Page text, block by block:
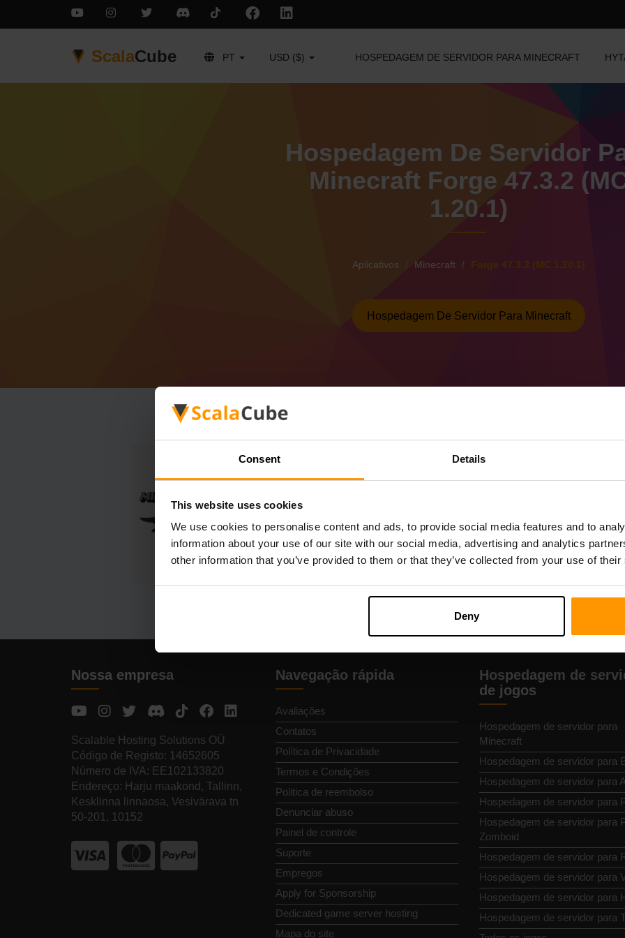
Consent Details
This website uses cookies
We use cookies to personalise content and ads, to provide social media features and to
information about your use of our site with our social media, advertising and analytics
other information that you’ve provided to them or that they’ve collected from your use of
Deny
ScalaCube PT USD ($) HOSPEDAGEM DE SERVIDOR PARA MINECRAFT
Hospedagem De Servidor
Minecraft Forge 47.3.2
1.20.1)
Aplicativos Minecraft Forge 47.3.2 (MC 1.20.1)
Hospedagem De Servidor Para Minecraft
Como fazer o
(MC 1.20.1)
Instale o servidor a Forge 47.3.2 (MC
Selecione seu servidor → Servidores
(MC 1.20.1))
Divirta-se jogando no servidor!
Nossa empresa
Scalable Hosting Solutions OÜ
Código de Registo: 14652605
Número de IVA: EE102133820
Endereço: Harju maakond, Tallinn,
Kesklinna linnaosa, Vesivärava tn
50-201, 10152
Navegação rápida
Avaliações
Contatos
Política de Privacidade
Termos e Condições
Politica de reembolso
Denunciar abuso
Painel de controle
Suporte
Empregos
Apply for Sponsorship
Dedicated game server hosting
Mapa do site
Hospedagem de
de jogos
Hospedagem de servidor para
Minecraft
Hospedagem de servidor para
Hospedagem de servidor para
Hospedagem de servidor para
Hospedagem de servidor para
Zomboid
Hospedagem de servidor para
Hospedagem de servidor para
Hospedagem de servidor para
Hospedagem de servidor para